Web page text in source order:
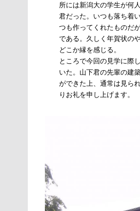
所には新潟大の学生が何
君だった。いつも落ち着
つも作ってくれたものだ
である。久しく年賀状の
どこか縁を感じる。
ところで今回の見学に際
いた。山下君の先輩の建
ができた上、通常は見ら
りお礼を申し上げます。